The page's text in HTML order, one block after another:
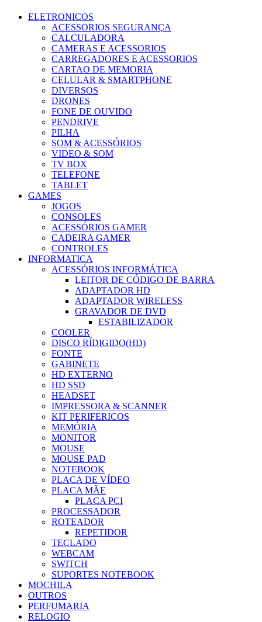
ELETRONICOS
ACESSORIOS SEGURANÇA
CALCULADORA
CAMERAS E ACESSORIOS
CARREGADORES E ACESSORIOS
CARTAO DE MEMORIA
CELULAR & SMARTPHONE
DIVERSOS
DRONES
FONE DE OUVIDO
PENDRIVE
PILHA
SOM & ACESSÓRIOS
VIDEO & SOM
TV BOX
TELEFONE
TABLET
GAMES
JOGOS
CONSOLES
ACESSÓRIOS GAMER
CADEIRA GAMER
CONTROLES
INFORMATICA
ACESSÓRIOS INFORMÁTICA
LEITOR DE CÓDIGO DE BARRA
ADAPTADOR HD
ADAPTADOR WIRELESS
GRAVADOR DE DVD
ESTABILIZADOR
COOLER
DISCO RÍDIGIDO(HD)
FONTE
GABINETE
HD EXTERNO
HD SSD
HEADSET
IMPRESSORA & SCANNER
KIT PERIFERICOS
MEMÓRIA
MONITOR
MOUSE
MOUSE PAD
NOTEBOOK
PLACA DE VÍDEO
PLACA MÃE
PLACA PCI
PROCESSADOR
ROTEADOR
REPETIDOR
TECLADO
WEBCAM
SWITCH
SUPORTES NOTEBOOK
MOCHILA
OUTROS
PERFUMARIA
RELOGIO